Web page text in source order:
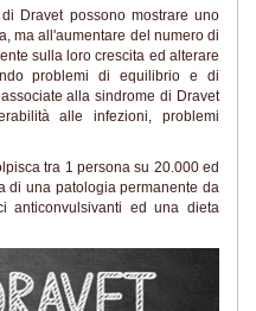
Dravet possono mostrare uno
ma all'aumentare del numero di
sulla loro crescita ed alterare
problemi di equilibrio e di
alla sindrome di Dravet
alle infezioni, problemi
tra 1 persona su 20.000 ed
di una patologia permanente da
anticonvulsivanti ed una dieta